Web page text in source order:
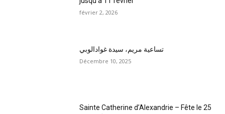
février 2, 2026
تساعية مريم، سيدة غوادالوبي
Décembre 10, 2025
Sainte Catherine d’Alexandrie – Fête le 25